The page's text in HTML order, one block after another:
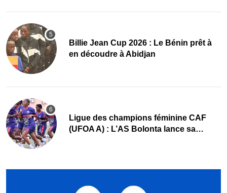
Billie Jean Cup 2026 : Le Bénin prêt à
en découdre à Abidjan
Ligue des champions féminine CAF
(UFOA A) : L’AS Bolonta lance sa